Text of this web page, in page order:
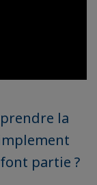
la
partie ?